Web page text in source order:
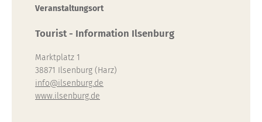
Veranstaltungsort
Tourist - Information Ilsenburg
Marktplatz 1
38871 Ilsenburg (Harz)
info@ilsenburg.de
www.ilsenburg.de